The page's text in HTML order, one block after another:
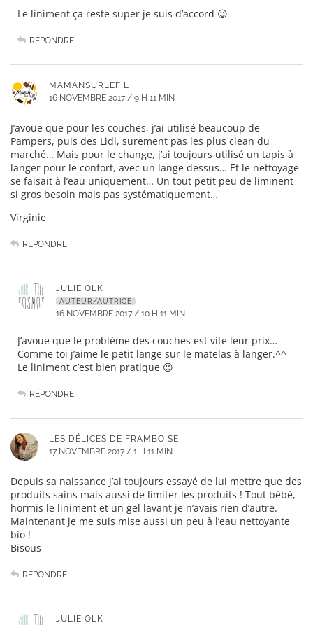
Le liniment ça reste super je suis d’accord 😉
RÉPONDRE
MAMANSURLEFIL
16 NOVEMBRE 2017 / 9 H 11 MIN
J’avoue que pour les couches, j’ai utilisé beaucoup de
Pampers, puis des Lidl, surement pas les plus clean du
marché… Mais pour le change, j’ai toujours utilisé un tapis à
langer pour le confort, avec un lange dessus… Et le nettoyage
se faisait à l’eau uniquement… Un tout petit peu de liminent
si gros besoin mais pas systématiquement…
Virginie
RÉPONDRE
JULIE OLK
AUTEUR/AUTRICE
16 NOVEMBRE 2017 / 10 H 11 MIN
J’avoue que le problème des couches est vite leur prix…
Comme toi j’aime le petit lange sur le matelas à langer.^^
Le liniment c’est bien pratique 😉
RÉPONDRE
LES DÉLICES DE FRAMBOISE
17 NOVEMBRE 2017 / 1 H 11 MIN
Depuis sa naissance j’ai toujours essayé de lui mettre que des
produits sains mais aussi de limiter les produits ! Tout bébé,
hormis le liniment et un gel lavant je n’avais rien d’autre.
Maintenant je me suis mise aussi un peu à l’eau nettoyante
bio !
Bisous
RÉPONDRE
JULIE OLK